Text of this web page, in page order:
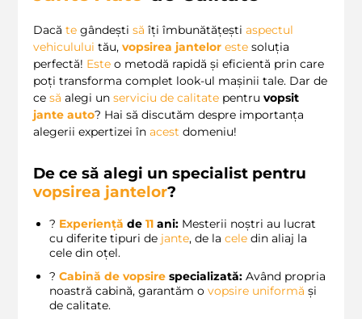
Dacă te gândești să îți îmbunătățești aspectul
vehiculului tău, vopsirea jantelor este soluția
perfectă! Este o metodă rapidă și eficientă prin care
poți transforma complet look-ul mașinii tale. Dar de
ce să alegi un serviciu de calitate pentru vopsit
jante auto? Hai să discutăm despre importanța
alegerii expertizei în acest domeniu!
De ce să alegi un specialist pentru
vopsirea jantelor?
?️ Experiență de 11 ani: Mesterii noștri au lucrat
cu diferite tipuri de jante, de la cele din aliaj la
cele din oțel.
? Cabină de vopsire specializată: Având propria
noastră cabină, garantăm o vopsire uniformă și
de calitate.